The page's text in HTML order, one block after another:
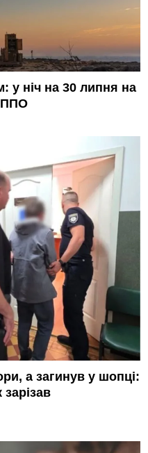
у ніч на 30 липня на
ППО
а загинув у шопці: